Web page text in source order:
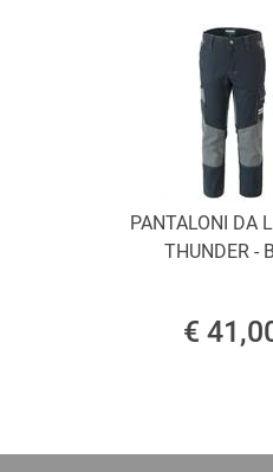
PANTALONI DA
THUNDER -
€